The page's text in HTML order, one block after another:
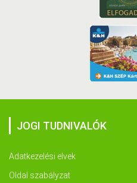
JOGI TUDNIVALÓK
Adatkezelési elvek
Oldal szabályzat